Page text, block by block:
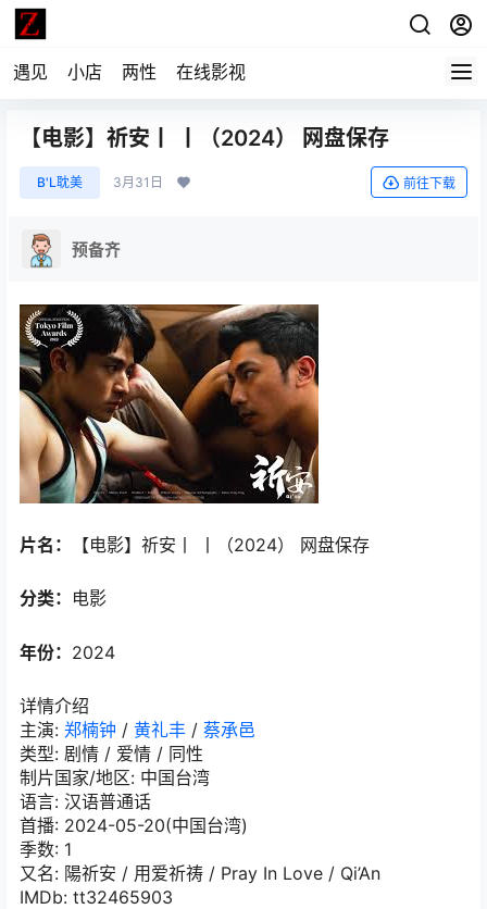
遇见 小店 两性 在线影视
【电影】祈安丨 丨（2024） 网盘保存
B'L耽美 3月31日 前往下载
预备齐
片名： 【电影】祈安丨 丨（2024） 网盘保存
分类： 电影
年份： 2024
详情介绍
主演: 郑楠钟 / 黄礼丰 / 蔡承邑
类型: 剧情 / 爱情 / 同性
制片国家/地区: 中国台湾
语言: 汉语普通话
首播: 2024-05-20(中国台湾)
季数: 1
又名: 陽祈安 / 用爱祈祷 / Pray In Love / Qi’An
IMDb: tt32465903